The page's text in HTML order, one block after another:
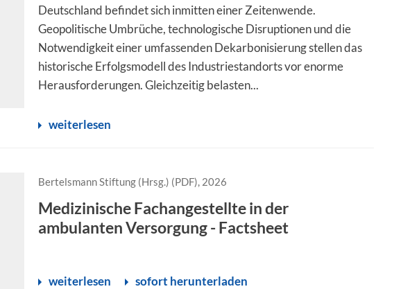
Deutschland befindet sich inmitten einer Zeitenwende.
Geopolitische Umbrüche, technologische Disruptionen und die
Notwendigkeit einer umfassenden Dekarbonisierung stellen das
historische Erfolgsmodell des Industriestandorts vor enorme
Herausforderungen. Gleichzeitig belasten...
weiterlesen
Bertelsmann Stiftung (Hrsg.) (PDF), 2026
Medizinische Fachangestellte in der
ambulanten Versorgung - Factsheet
weiterlesen sofort herunterladen